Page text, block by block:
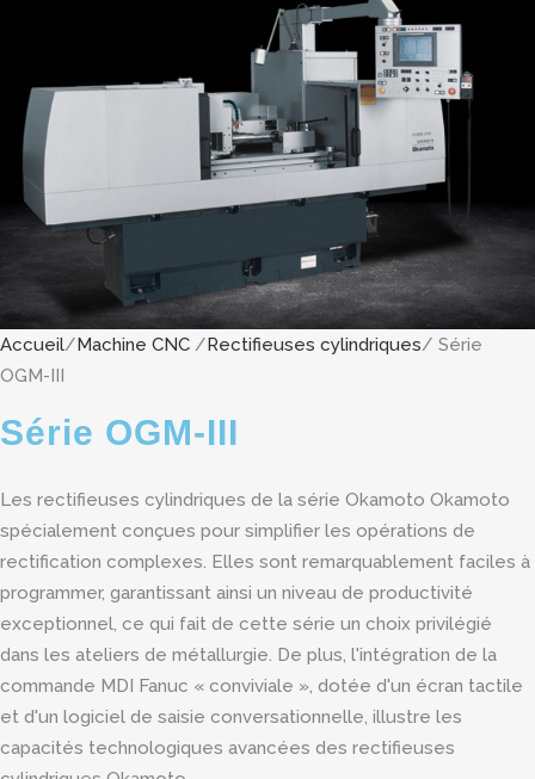
Accueil/Machine CNC /Rectifieuses cylindriques/ Série
OGM-III
Série OGM-III
Les rectifieuses cylindriques de la série Okamoto Okamoto
spécialement conçues pour simplifier les opérations de
rectification complexes. Elles sont remarquablement faciles à
programmer, garantissant ainsi un niveau de productivité
exceptionnel, ce qui fait de cette série un choix privilégié
dans les ateliers de métallurgie. De plus, l'intégration de la
commande MDI Fanuc « conviviale », dotée d'un écran tactile
et d'un logiciel de saisie conversationnelle, illustre les
capacités technologiques avancées des rectifieuses